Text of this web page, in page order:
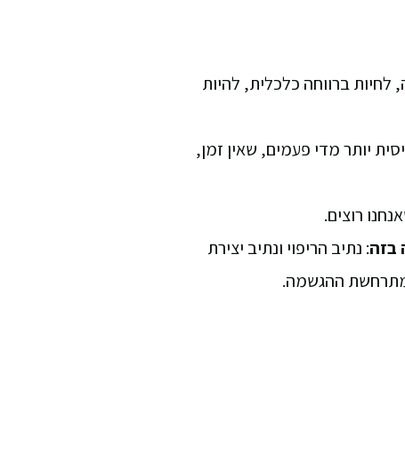
ברווחה כלכלית, להיות
יותר מדי פעמים, שאין זמן,
רוצים.
בזה: נתיב הריפוי ונתיב יצירת
ההגשמה.